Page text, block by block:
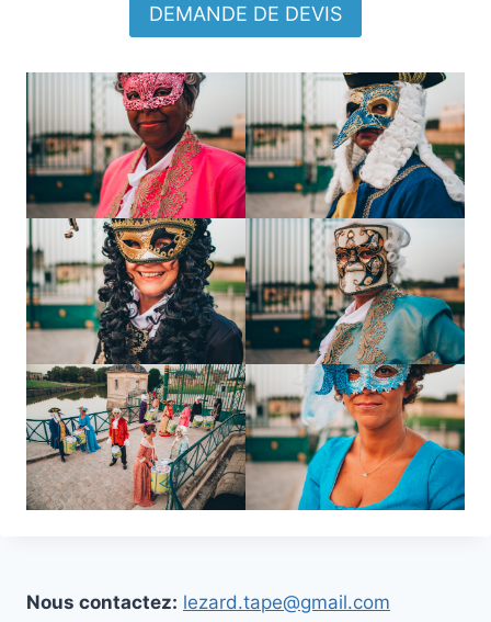
DEMANDE DE DEVIS
Nous contactez: lezard.tape@gmail.com